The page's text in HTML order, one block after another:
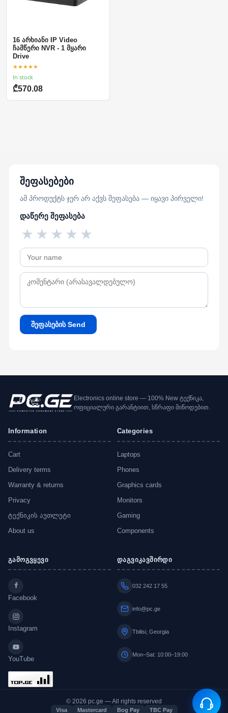
16 არხიანი IP Video
ჩამწერი NVR - 1 მყარი
Drive
★★★★★
In stock
₾570.08
შეფასებები
ამ პროდუქტს ჯერ არ აქვს შეფასება — იყავი პირველი!
დაწერე შეფასება
★
★
★
★
★
შეფასების Send
Electronics online store — 100% New ტექნიკა,
ოფიციალური გარანტიით, სწრაფი მიწოდებით.
Information
Cart
Delivery terms
Warranty & returns
Privacy
ტექნიკის აუთლეტი
About us
Categories
Laptops
Phones
Graphics cards
Monitors
Gaming
Components
გამოგვყევი
Facebook
Instagram
YouTube
დაგვიკავშირდი
032 242 17 55
info@pc.ge
Tbilisi, Georgia
Mon–Sat: 10:00–19:00
© 2026 pc.ge — All rights reserved
Visa Mastercard Bog Pay TBC Pay